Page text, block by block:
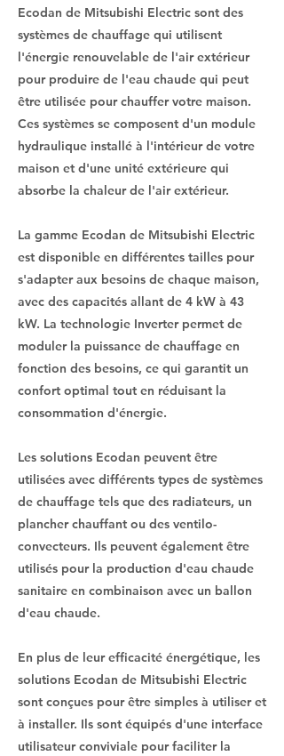
Ecodan de Mitsubishi Electric sont des
systèmes de chauffage qui utilisent
l'énergie renouvelable de l'air extérieur
pour produire de l'eau chaude qui peut
être utilisée pour chauffer votre maison.
Ces systèmes se composent d'un module
hydraulique installé à l'intérieur de votre
maison et d'une unité extérieure qui
absorbe la chaleur de l'air extérieur.
La gamme Ecodan de Mitsubishi Electric
est disponible en différentes tailles pour
s'adapter aux besoins de chaque maison,
avec des capacités allant de 4 kW à 43
kW. La technologie Inverter permet de
moduler la puissance de chauffage en
fonction des besoins, ce qui garantit un
confort optimal tout en réduisant la
consommation d'énergie.
Les solutions Ecodan peuvent être
utilisées avec différents types de systèmes
de chauffage tels que des radiateurs, un
plancher chauffant ou des ventilo-
convecteurs. Ils peuvent également être
utilisés pour la production d'eau chaude
sanitaire en combinaison avec un ballon
d'eau chaude.
En plus de leur efficacité énergétique, les
solutions Ecodan de Mitsubishi Electric
sont conçues pour être simples à utiliser et
à installer. Ils sont équipés d'une interface
utilisateur conviviale pour faciliter la